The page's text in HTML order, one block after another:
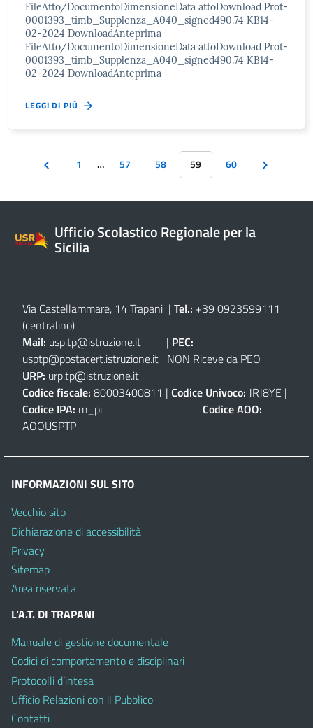
FileAtto/DocumentoDimensioneData attoDownload Prot-
0001393_timb_Supplenza_A040_signed490.74 KB14-
02-2024 DownloadAnteprima
FileAtto/DocumentoDimensioneData attoDownload Prot-
0001393_timb_Supplenza_A040_signed490.74 KB14-
02-2024 DownloadAnteprima
LEGGI DI PIÙ
1 … 57 58 59 60
Ufficio Scolastico Regionale per la
Sicilia
Via Castellammare, 14 Trapani | Tel.: +39 0923599111
(centralino)
Mail: usp.tp@istruzione.it | PEC:
usptp@postacert.istruzione.it NON Riceve da PEO
URP: urp.tp@istruzione.it
Codice fiscale: 80003400811 | Codice Univoco: JRJ8YE |
Codice IPA: m_pi Codice AOO:
AOOUSPTP
INFORMAZIONI SUL SITO
Vecchio sito
Dichiarazione di accessibilità
Privacy
Sitemap
Area riservata
L’A.T. DI TRAPANI
Manuale di gestione documentale
Codici di comportamento e disciplinari
Protocolli d’intesa
Ufficio Relazioni con il Pubblico
Contatti